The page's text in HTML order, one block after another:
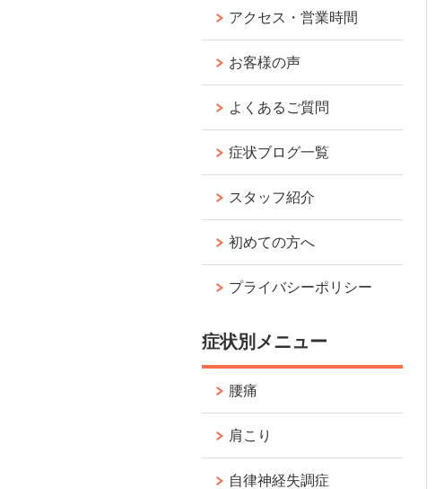
アクセス・営業時間
お客様の声
よくあるご質問
症状ブログ一覧
スタッフ紹介
初めての方へ
プライバシーポリシー
症状別メニュー
腰痛
肩こり
自律神経失調症